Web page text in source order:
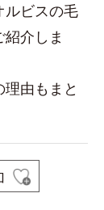
ルビスの毛
介しま
由もまと